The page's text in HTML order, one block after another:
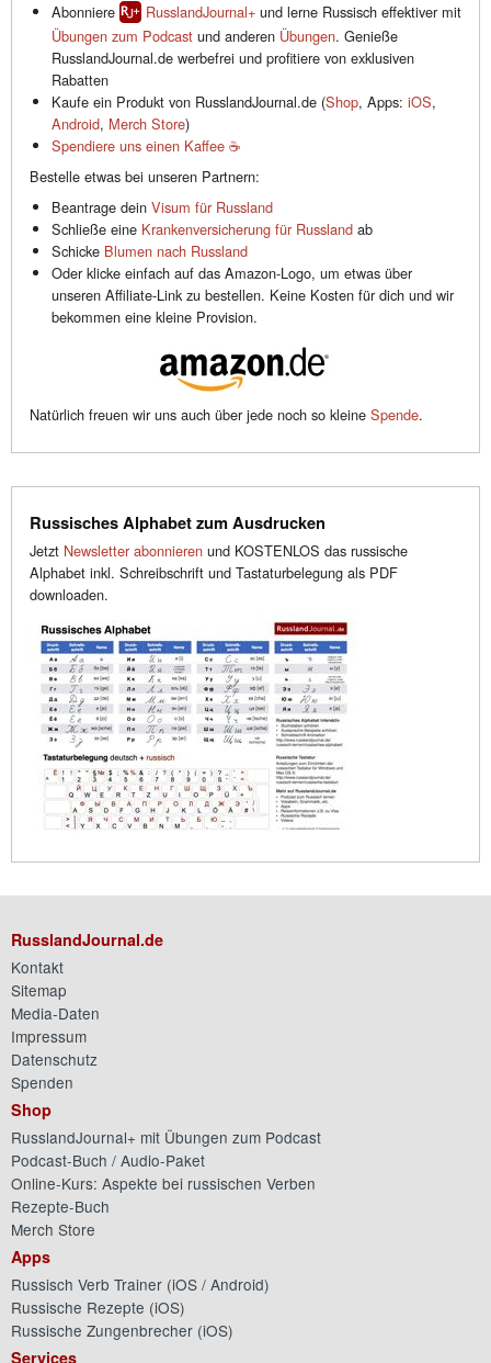
Abonniere
RusslandJournal+ und lerne Russisch effektiver mit
Übungen zum Podcast und anderen Übungen. Genieße
RusslandJournal.de werbefrei und profitiere von exklusiven
Rabatten
Kaufe ein Produkt von RusslandJournal.de (Shop, Apps: iOS,
Android, Merch Store)
Spendiere uns einen Kaffee ☕️
Bestelle etwas bei unseren Partnern:
Beantrage dein Visum für Russland
Schließe eine Krankenversicherung für Russland ab
Schicke Blumen nach Russland
Oder klicke einfach auf das Amazon-Logo, um etwas über
unseren Affiliate-Link zu bestellen. Keine Kosten für dich und wir
bekommen eine kleine Provision.
Natürlich freuen wir uns auch über jede noch so kleine Spende.
Russisches Alphabet zum Ausdrucken
Jetzt Newsletter abonnieren und KOSTENLOS das russische
Alphabet inkl. Schreibschrift und Tastaturbelegung als PDF
downloaden.
RusslandJournal.de
Kontakt
Sitemap
Media-Daten
Impressum
Datenschutz
Spenden
Shop
RusslandJournal+ mit Übungen zum Podcast
Podcast-Buch / Audio-Paket
Online-Kurs: Aspekte bei russischen Verben
Rezepte-Buch
Merch Store
Apps
Russisch Verb Trainer (iOS / Android)
Russische Rezepte (iOS)
Russische Zungenbrecher (iOS)
Services